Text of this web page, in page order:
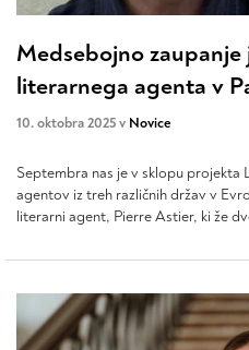
Medsebojno zaupanje
literarnega agenta v
10. oktobra 2025 v Novice
Septembra nas je v sklopu
agentov iz treh različnih držav v
literarni agent, Pierre Astier, ki že